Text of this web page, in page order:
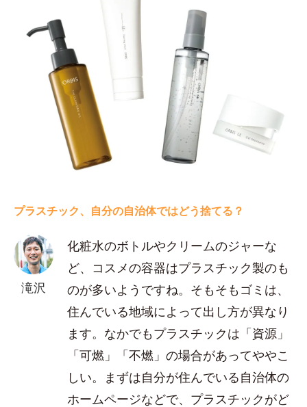
プラスチック、自分の自治体ではどう捨てる？
滝沢
化粧水のボトルやクリームのジャーな
ど、コスメの容器はプラスチック製のも
のが多いようですね。そもそもゴミは、
住んでいる地域によって出し方が異なり
ます。なかでもプラスチックは「資源」
「可燃」「不燃」の場合があってややこ
しい。まずは自分が住んでいる自治体の
ホームページなどで、プラスチックがど